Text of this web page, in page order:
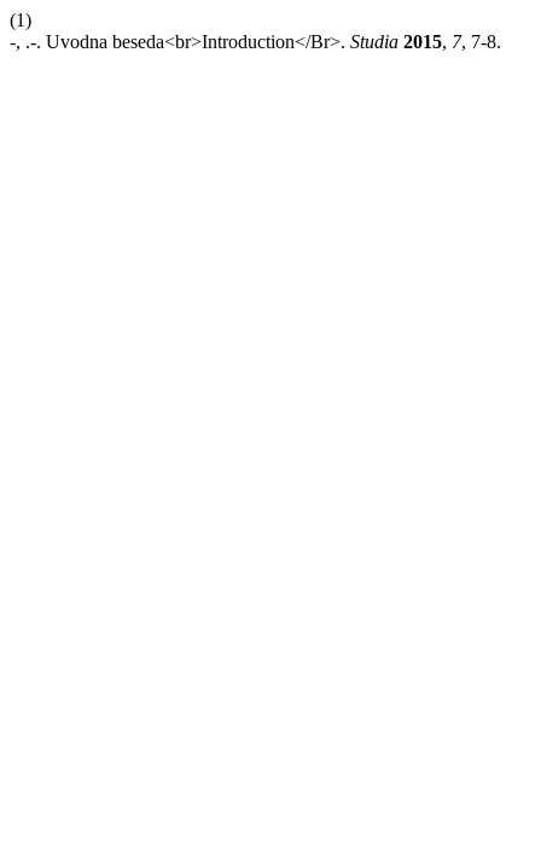
(1)
-, .-. Uvodna beseda<br>Introduction</Br>. Studia 2015, 7, 7-8.